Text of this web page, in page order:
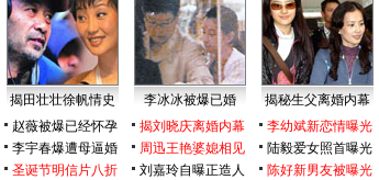
揭田壮壮徐帆情史 李冰冰被爆已婚
揭秘生父离婚内幕
赵薇被爆已经怀孕
揭刘晓庆离婚内幕
李幼斌新恋情曝光
李宇春爆遭母逼婚
周迅王艳婆媳相见
陆毅爱女照首曝光
圣诞节明信片八折
刘嘉玲自曝正造人 陈好新男友被曝光